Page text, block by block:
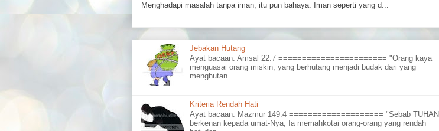
Menghadapi masalah tanpa iman, itu pun bahaya. Iman seperti yang d...
Jebakan Hutang
Ayat bacaan: Amsal 22:7 ======================= "Orang kaya
menguasai orang miskin, yang berhutang menjadi budak dari yang
menghutan...
Kriteria Rendah Hati
Ayat bacaan: Mazmur 149:4 ==================== "Sebab TUHAN
berkenan kepada umat-Nya, Ia memahkotai orang-orang yang rendah